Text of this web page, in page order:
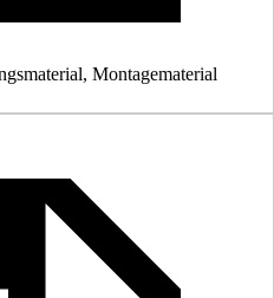
Montagematerial